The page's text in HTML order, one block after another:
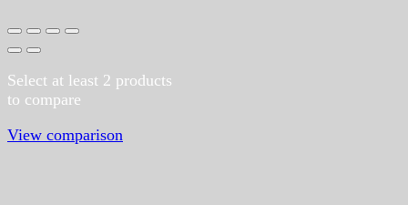
Select at least 2 products
to compare
View comparison